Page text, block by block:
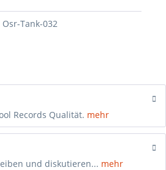
Osr-Tank-032
Records Qualität. mehr
und diskutieren... mehr